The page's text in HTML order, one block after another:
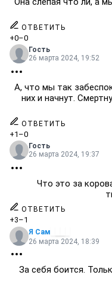
ОТВЕТИТЬ
+0–0
Гость
26 марта 2024, 19:52
А, что мы так
них и начнут.
ОТВЕТИТЬ
+1 –0
Гость
26 марта 2024, 19:37
Что это за
ОТВЕТИТЬ
+3–1
Я Сам
26 марта 2024, 18:39
За себя боится.